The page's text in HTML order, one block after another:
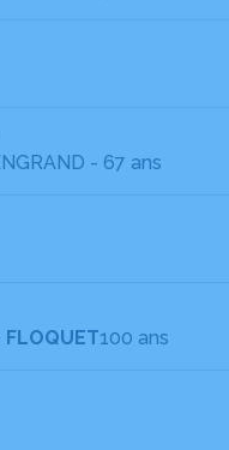
- 67 ans
100 ans